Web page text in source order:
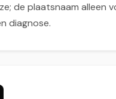
de plaatsnaam alleen
diagnose.